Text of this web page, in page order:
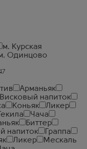
м. Курская
Одинцово
Арманьяк
Висковый напиток
Коньяк
Ликер
Текила
Чача
Биттер
напиток
Граппа
Ликер
Мескаль